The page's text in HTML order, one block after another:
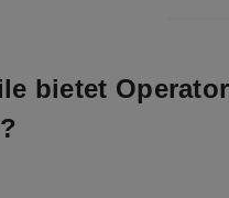
bietet